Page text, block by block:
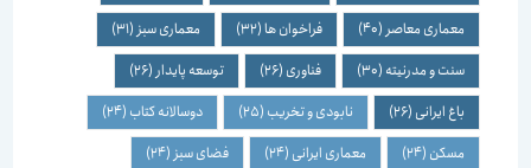
معماری معاصر(40) فراخوان ها(32) معماری سبز(31)
سنت و مدرنیته(30) فناوری(26) توسعه پایدار(26)
باغ ایرانی(26) نابودی و تخریب(25) دوسالانه کتاب(24)
مسکن(24) معماری ایرانی(24) فضای سبز(24)